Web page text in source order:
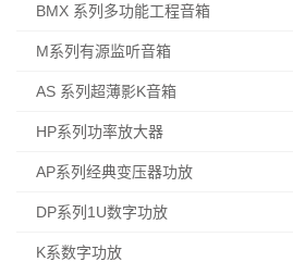
BMX 系列多功能工程音箱
M系列有源监听音箱
AS 系列超薄影K音箱
HP系列功率放大器
AP系列经典变压器功放
DP系列1U数字功放
K系数字功放